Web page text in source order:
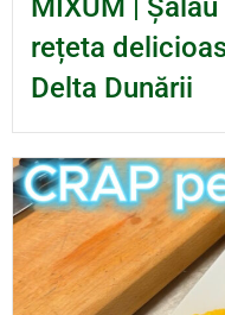
MIXUM |
rețeta
Delta Dunării